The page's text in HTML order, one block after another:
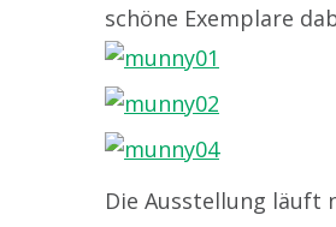
schöne Exemplare
Die Ausstellung läuft